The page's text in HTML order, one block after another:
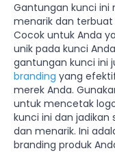
Gantungan kunci ini
menarik dan
Cocok untuk Anda
unik pada kunci
gantungan kunci ini
branding yang
merek Anda.
untuk mencetak
kunci ini dan jadikan
dan menarik. Ini
branding produk